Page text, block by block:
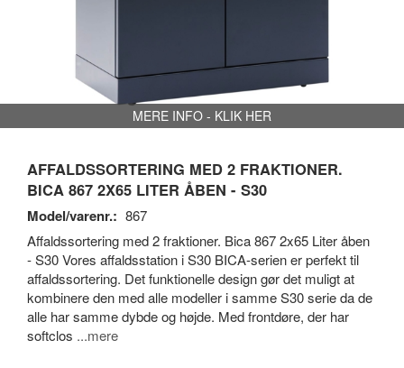
MERE INFO - KLIK HER
AFFALDSSORTERING MED 2 FRAKTIONER.
BICA 867 2X65 LITER ÅBEN - S30
Model/varenr.: 867
Affaldssortering med 2 fraktioner. Bica 867 2x65 Liter åben
- S30 Vores affaldsstation i S30 BICA-serien er perfekt til
affaldssortering. Det funktionelle design gør det muligt at
kombinere den med alle modeller i samme S30 serie da de
alle har samme dybde og højde. Med frontdøre, der har
softclos ...mere